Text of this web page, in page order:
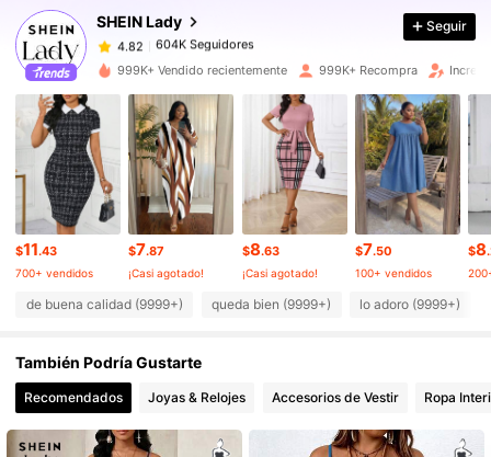
SHEIN Lady
604K Seguidores
d***6 pagó Hace 4 horas
4.82 604K Seguidores
4.82 604K Seguidores
4.82 604K Seguidores
4.82 604K Seguidores
604K Seguidores
4.82 604K Seguidores
Seguir
999K+ Vendido recientemente 999K+ Recompra
$11.43
700+ vendidos
$7.87
¡Casi agotado!
$8.63
¡Casi agotado!
$7.50
100+ vendidos
$8
de buena calidad (9999+) queda bien (9999+) lo adoro (9999+)
También Podría Gustarte
Recomendados Joyas & Relojes Accesorios de Vestir Ropa